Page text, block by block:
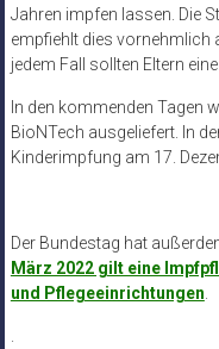
Jahren impfen lassen. Die
empfiehlt dies vornehmlich
jedem Fall sollten Eltern
In den kommenden Tagen
BioNTech ausgeliefert. In
Kinderimpfung am 17.
Der Bundestag hat
März 2022 gilt eine
und Pflegeeinrichtungen